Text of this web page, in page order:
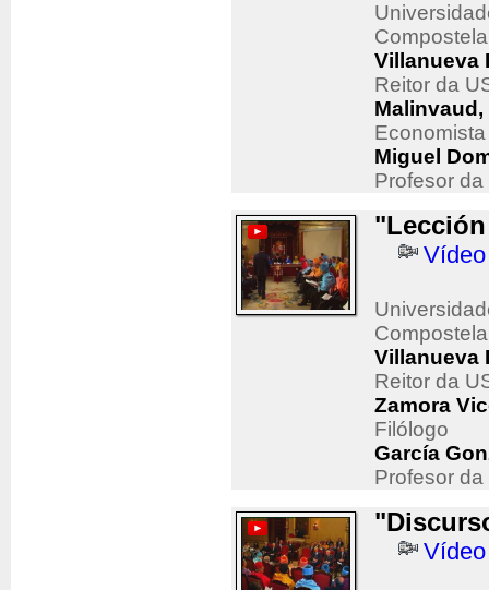
Compostela
Villanueva
Reitor da
Economista
Miguel
Profesor
Vídeo
Compostela
Villanueva
Reitor da
Zamora
Filólogo
García
Profesor
Vídeo